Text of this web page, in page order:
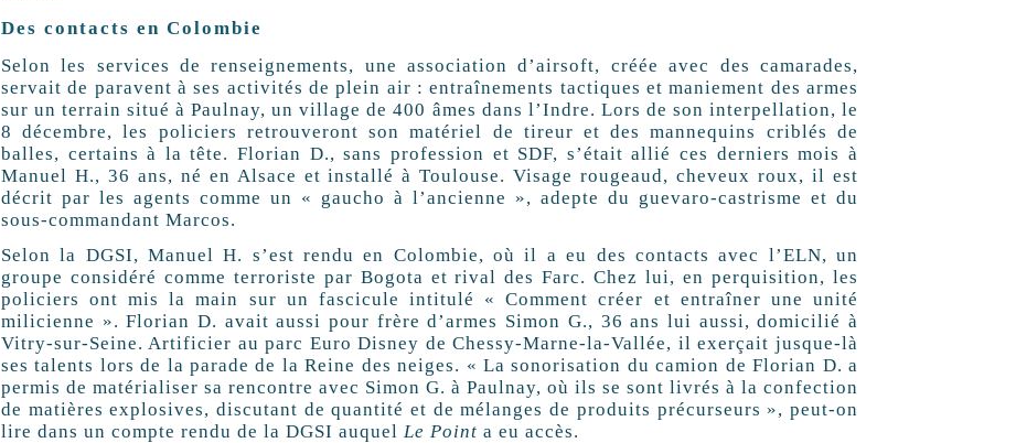
Des contacts en Colombie
Selon les services de renseignements, une association d’airsoft, créée avec des camarades,
servait de paravent à ses activités de plein air : entraînements tactiques et maniement des armes
sur un terrain situé à Paulnay, un village de 400 âmes dans l’Indre. Lors de son interpellation, le
8 décembre, les policiers retrouveront son matériel de tireur et des mannequins criblés de
balles, certains à la tête. Florian D., sans profession et SDF, s’était allié ces derniers mois à
Manuel H., 36 ans, né en Alsace et installé à Toulouse. Visage rougeaud, cheveux roux, il est
décrit par les agents comme un « gaucho à l’ancienne », adepte du guevaro-castrisme et du
sous-commandant Marcos.
Selon la DGSI, Manuel H. s’est rendu en Colombie, où il a eu des contacts avec l’ELN, un
groupe considéré comme terroriste par Bogota et rival des Farc. Chez lui, en perquisition, les
policiers ont mis la main sur un fascicule intitulé « Comment créer et entraîner une unité
milicienne ». Florian D. avait aussi pour frère d’armes Simon G., 36 ans lui aussi, domicilié à
Vitry-sur-Seine. Artificier au parc Euro Disney de Chessy-Marne-la-Vallée, il exerçait jusque-là
ses talents lors de la parade de la Reine des neiges. « La sonorisation du camion de Florian D. a
permis de matérialiser sa rencontre avec Simon G. à Paulnay, où ils se sont livrés à la confection
de matières explosives, discutant de quantité et de mélanges de produits précurseurs », peut-on
lire dans un compte rendu de la DGSI auquel Le Point a eu accès.